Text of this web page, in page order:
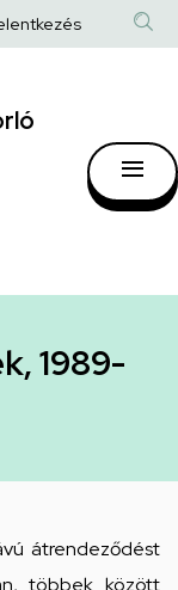
1989-
átrendeződést
többek között